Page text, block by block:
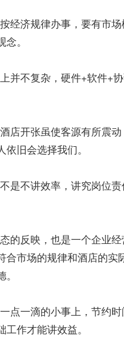
经济规律办事，要有市
。
并不复杂，硬件+软件+
店开张虽使客源有所震
旧会选择我们。
是不讲效率，讲究岗位
的反映，也是一个企业
合市场的规律和酒店的实
点一滴的小事上，节约
作才能讲效益。